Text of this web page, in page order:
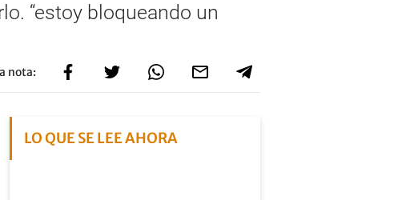
“estoy bloqueando un
nota:
LO QUE SE LEE AHORA